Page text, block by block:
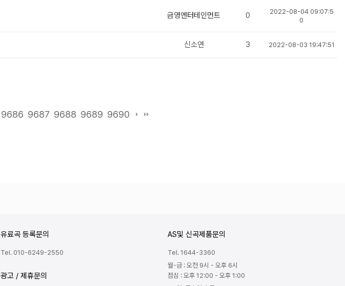
금영엔터테인먼트 0
2022-08-04 09:07:5
0
신소연 3 2022-08-03 19:47:51
9686 9687 9688 9689 9690
유료곡 등록문의
Tel. 010-6249-2550
광고 / 제휴문의
AS및 신곡제품문의
Tel. 1644-3360
월-금 : 오전 9시 - 오후 6시
점심 : 오후 12:00 - 오후 1:00